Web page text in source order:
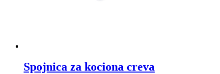
Spojnica za kociona creva